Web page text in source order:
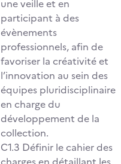
une veille et en
participant à des
évènements
professionnels, afin de
favoriser la créativité et
l’innovation au sein des
équipes pluridisciplinaire
en charge du
développement de la
collection.
C1.3 Définir le cahier des